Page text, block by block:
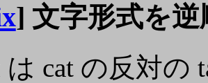
] 文字形式を
は cat の反対の